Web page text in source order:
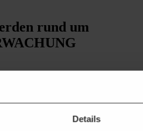
Details
rund um
Aspekte der Planung, Installation
betreffen.
umfassen u. a.: